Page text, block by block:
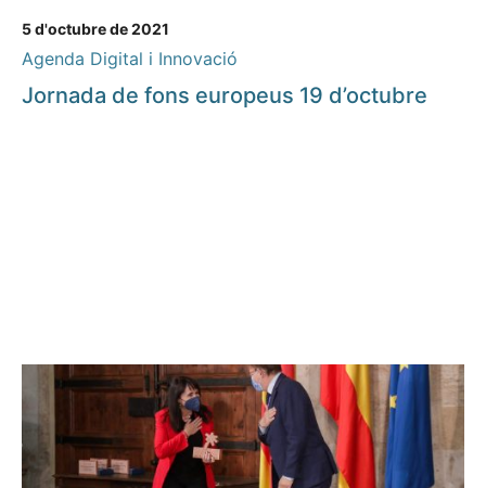
5 d'octubre de 2021
Agenda Digital i Innovació
Jornada de fons europeus 19 d’octubre